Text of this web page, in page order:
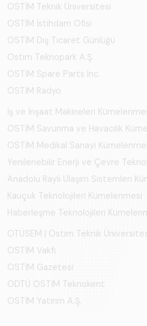
OSTİM Teknik Üniversitesi
OSTİM İstihdam Ofisi
OSTİM Dış Ticaret Günlüğü
Ostim Teknopark A.Ş.
OSTİM Spare Parts Inc.
OSTİM Radyo
İş ve İnşaat Makineleri
OSTİM Savunma ve Havacılık
OSTİM Medikal Sanayi
Yenilenebilir Enerji ve Çevre
Anadolu Raylı Ulaşım Sistemleri
Kauçuk Teknolojileri Kümelenmesi
Haberleşme Teknolojileri
OTÜSEM | Ostim Teknik
OSTİM Vakfı
OSTİM Gazetesi
ODTÜ OSTİM Teknokent
OSTİM Yatırım A.Ş.